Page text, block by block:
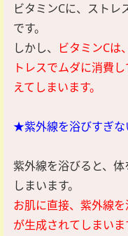
ビタミンCに、ストレ
です。
しかし、
ビタミンCは
トレスでムダに消費
えてしまいます。
★紫外線を浴びすぎな
紫外線を浴びると、
しまいます。
お肌に直接、紫外線
が生成されてしまいま